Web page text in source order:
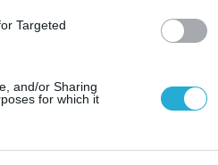
Targeted
and/or Sharing
for which it
Γιάννης Μασούτης
με τις
την προεδρεία του
αποφασίσει και